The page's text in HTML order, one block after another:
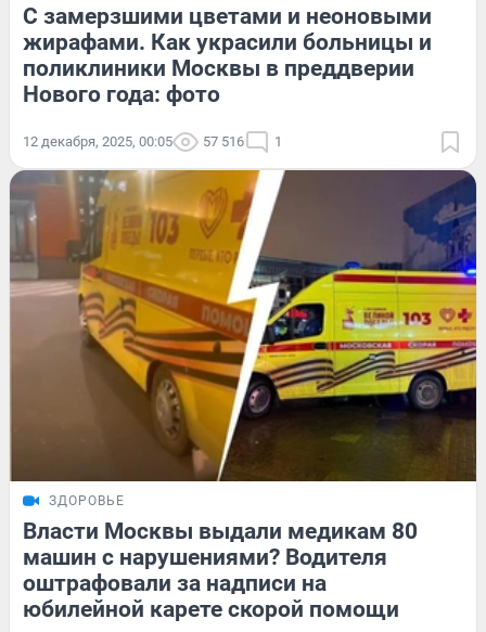
С замерзшими цветами и неоновыми
жирафами. Как украсили больницы и
поликлиники Москвы в преддверии
Нового года: фото
12 декабря, 2025, 00:05 57 516 1
ЗДОРОВЬЕ
Власти Москвы выдали медикам 80
машин с нарушениями? Водителя
оштрафовали за надписи на
юбилейной карете скорой помощи